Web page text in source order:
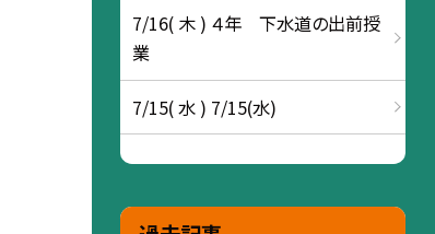
7/16( 木 ) ４年 下水道の出前授
業
7/15( 水 ) 7/15(水)